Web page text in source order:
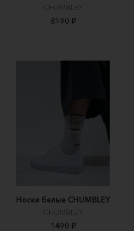
CHUMBLEY
8590 ₽
Носки белые CHUMBLEY
CHUMBLEY
1490 ₽